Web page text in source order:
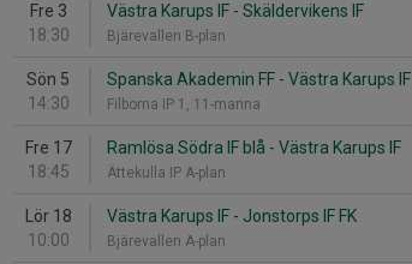
Fre 3
18:30
Västra Karups IF - Skäldervikens IF
Bjärevallen B-plan
Sön 5
14:30
Spanska Akademin FF - Västra Karups IF
Filborna IP 1, 11-manna
Fre 17
18:45
Ramlösa Södra IF blå - Västra Karups IF
Ättekulla IP A-plan
Lör 18
10:00
Västra Karups IF - Jonstorps IF FK
Bjärevallen A-plan